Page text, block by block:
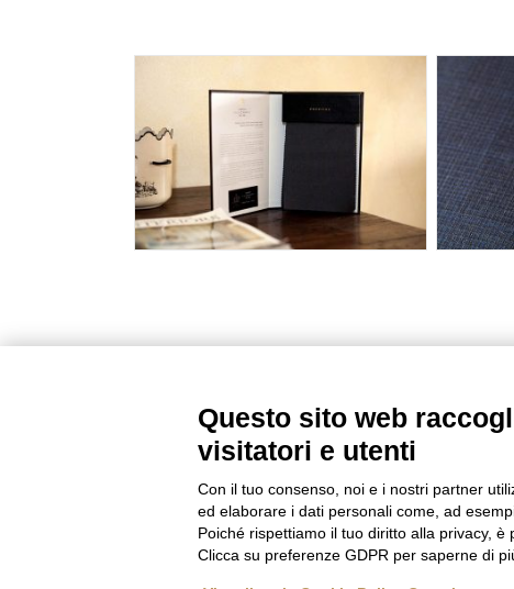
Questo sito web
visitatori e utenti
Con il tuo consenso, noi e i nostri partner
ed elaborare i dati personali come, ad
Poiché rispettiamo il tuo diritto alla privacy,
Clicca su preferenze GDPR per saperne di